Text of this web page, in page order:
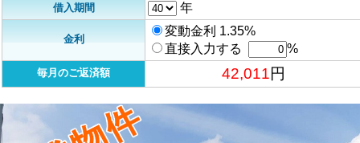
借入期間 年
金利
変動金利 1.35%
直接入力する
%
毎月のご返済額 42,011円